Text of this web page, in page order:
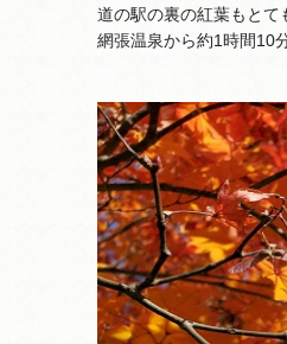
道の駅の裏の紅葉もとて
網張温泉から約1時間10